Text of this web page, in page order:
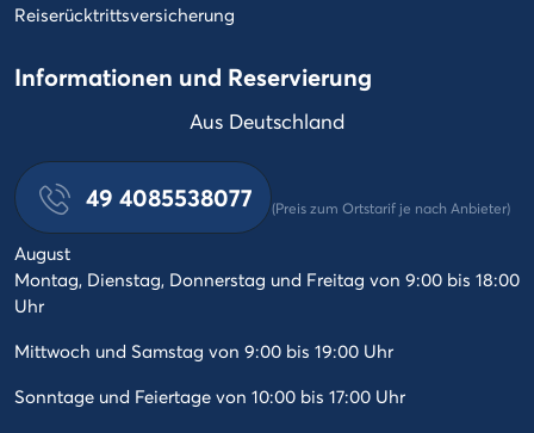
Reiserücktrittsversicherung
Informationen und Reservierung
Aus Deutschland
49 4085538077 (Preis zum Ortstarif je nach Anbieter)
August
Montag, Dienstag, Donnerstag und Freitag von 9:00 bis 18:00
Uhr
Mittwoch und Samstag von 9:00 bis 19:00 Uhr
Sonntage und Feiertage von 10:00 bis 17:00 Uhr